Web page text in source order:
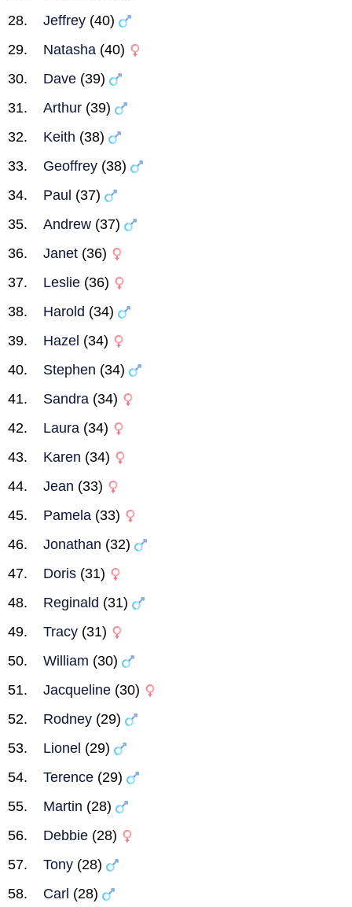
Jeffrey (40)
Natasha (40)
Dave (39)
Arthur (39)
Keith (38)
Geoffrey (38)
Paul (37)
Andrew (37)
Janet (36)
Leslie (36)
Harold (34)
Hazel (34)
Stephen (34)
Sandra (34)
Laura (34)
Karen (34)
Jean (33)
Pamela (33)
Jonathan (32)
Doris (31)
Reginald (31)
Tracy (31)
William (30)
Jacqueline (30)
Rodney (29)
Lionel (29)
Terence (29)
Martin (28)
Debbie (28)
Tony (28)
Carl (28)